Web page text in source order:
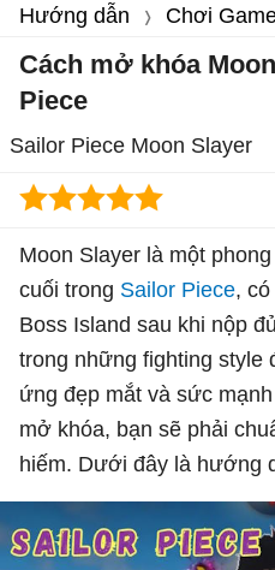
Hướng dẫn Chơi
Cách mở khóa
Piece
Sailor Piece Moon Slayer
Moon Slayer là một
cuối trong Sailor Piece,
Boss Island sau khi nộp
trong những fighting style
ứng đẹp mắt và sức
mở khóa, bạn sẽ phải
hiếm. Dưới đây là hướng